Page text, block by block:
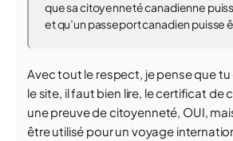
que sa citoyenneté canadienne
et qu’un passeport canadien puisse
Avec tout le respect, je pense que
le site, il faut bien lire, le certificat de
une preuve de citoyenneté, OUI,
être utilisé pour un voyage